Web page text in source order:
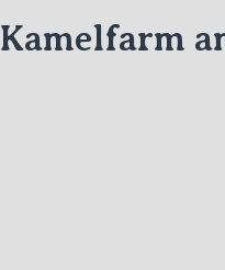
Kamelfarm